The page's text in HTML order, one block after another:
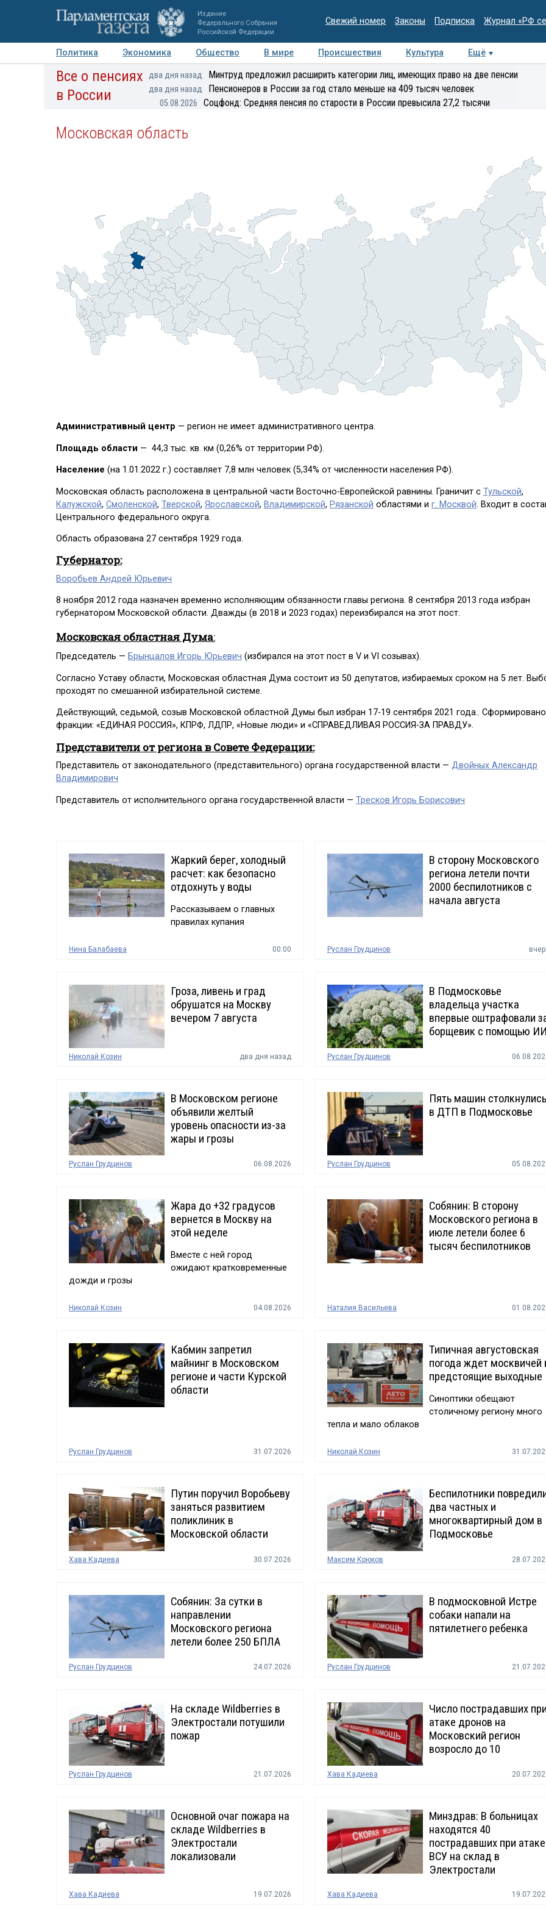
Издание
Федерального Собрания
Российской Федерации
Свежий номер Законы Подписка Журнал «РФ
Политика Экономика Общество В мире Происшествия Культура Ещё
Авторы Персоны Мнения Регионы Медиацентр Интервью Колумнисты
Деловая
Все о пенсиях
в России
два дня назад Минтруд предложил расширить категории лиц, имеющих право на две пенсии
два дня назад Пенсионеров в России за год стало меньше на 409 тысяч человек
05.08.2026 Соцфонд: Средняя пенсия по старости в России превысила 27,2 тысячи
Московская область
Административный центр — регион не имеет административного центра.
Площадь области — 44,3 тыс. кв. км (0,26% от территории РФ).
Население (на 1.01.2022 г.) составляет 7,8 млн человек (5,34% от численности населения РФ).
Московская область расположена в центральной части Восточно-Европейской равнины. Граничит с Тульской,
Калужской, Смоленской, Тверской, Ярославской, Владимирской, Рязанской областями и г. Москвой. Входит в
Центрального федерального округа.
Область образована 27 сентября 1929 года.
Губернатор:
Воробьев Андрей Юрьевич
8 ноября 2012 года назначен временно исполняющим обязанности главы региона. 8 сентября 2013 года избран
губернатором Московской области. Дважды (в 2018 и 2023 годах) переизбирался на этот пост.
Московская областная Дума:
Председатель — Брынцалов Игорь Юрьевич (избирался на этот пост в V и VI созывах).
Согласно Уставу области, Московская областная Дума состоит из 50 депутатов, избираемых сроком на 5 лет.
проходят по смешанной избирательной системе.
Действующий, седьмой, созыв Московской областной Думы был избран 17-19 сентября 2021 года.. Сформировано
фракции: «ЕДИНАЯ РОССИЯ», КПРФ, ЛДПР, «Новые люди» и «СПРАВЕДЛИВАЯ РОССИЯ-ЗА ПРАВДУ».
Представители от региона в Совете Федерации:
Представитель от законодательного (представительного) органа государственной власти — Двойных Александр
Владимирович
Представитель от исполнительного органа государственной власти — Тресков Игорь Борисович
Жаркий берег, холодный
расчет: как безопасно
отдохнуть у воды
Рассказываем о главных
правилах купания
Нина Балабаева 00:00
В сторону Московского
региона летели почти
2000 беспилотников с
начала августа
Руслан Грудцинов
Гроза, ливень и град
обрушатся на Москву
вечером 7 августа
Николай Козин два дня назад
В Подмосковье
владельца участка
впервые оштрафовали
борщевик с помощью ИИ
Руслан Грудцинов
В Московском регионе
объявили желтый
уровень опасности из-за
жары и грозы
Руслан Грудцинов 06.08.2026
Пять машин столкнулись
в ДТП в Подмосковье
Руслан Грудцинов
Жара до +32 градусов
вернется в Москву на
этой неделе
Вместе с ней город
ожидают кратковременные
дожди и грозы
Николай Козин 04.08.2026
Собянин: В сторону
Московского региона в
июле летели более 6
тысяч беспилотников
Наталия Васильева
Кабмин запретил
майнинг в Московском
регионе и части Курской
области
Руслан Грудцинов 31.07.2026
Типичная августовская
погода ждет москвичей
предстоящие выходные
Синоптики обещают
столичному региону много
тепла и мало облаков
Николай Козин
Путин поручил Воробьеву
заняться развитием
поликлиник в
Московской области
Хава Кадиева 30.07.2026
Беспилотники
два частных и
многоквартирный дом в
Подмосковье
Максим Крюков
Собянин: За сутки в
направлении
Московского региона
летели более 250 БПЛА
Руслан Грудцинов 24.07.2026
В подмосковной Истре
собаки напали на
пятилетнего ребенка
Руслан Грудцинов
На складе Wildberries в
Электростали потушили
пожар
Руслан Грудцинов 21.07.2026
Число пострадавших при
атаке дронов на
Московский регион
возросло до 10
Хава Кадиева
Основной очаг пожара на
складе Wildberries в
Электростали
локализовали
Хава Кадиева 19.07.2026
Минздрав: В больницах
находятся 40
пострадавших при атаке
ВСУ на склад в
Электростали
Хава Кадиева